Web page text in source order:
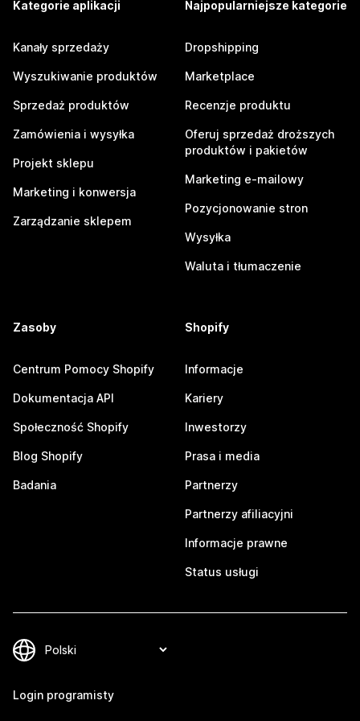
Kategorie aplikacji
Kanały sprzedaży
Wyszukiwanie produktów
Sprzedaż produktów
Zamówienia i wysyłka
Projekt sklepu
Marketing i konwersja
Zarządzanie sklepem
Najpopularniejsze kategorie
Dropshipping
Marketplace
Recenzje produktu
Oferuj sprzedaż droższych
produktów i pakietów
Marketing e-mailowy
Pozycjonowanie stron
Wysyłka
Waluta i tłumaczenie
Zasoby
Centrum Pomocy Shopify
Dokumentacja API
Społeczność Shopify
Blog Shopify
Badania
Shopify
Informacje
Kariery
Inwestorzy
Prasa i media
Partnerzy
Partnerzy afiliacyjni
Informacje prawne
Status usługi
Login programisty